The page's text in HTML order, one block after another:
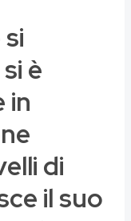
è
in
di
il suo